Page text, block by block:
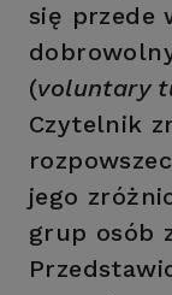
się przede
(voluntary
Czytelnik
jego
grup osób